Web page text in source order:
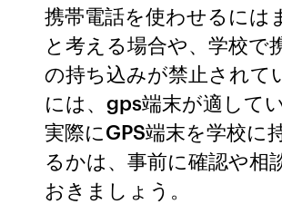
携帯電話を使わせるには
と考える場合や、学校で
の持ち込みが禁止されて
には、gps端末が適してい
実際にGPS端末を学校に
るかは、事前に確認や相
おきましょう。